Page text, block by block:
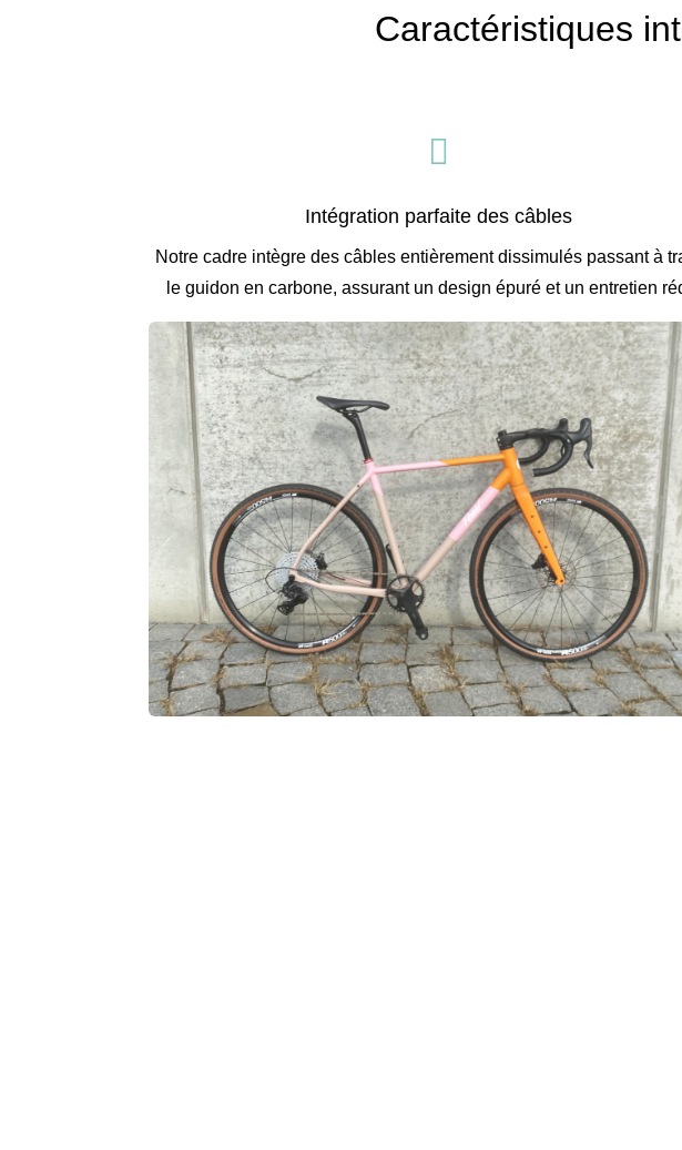
Caractéristiques

Intégration parfaite des câbles
Notre cadre intègre des câbles entièrement dissimulés passant à
le guidon en carbone, assurant un design épuré et un entretien